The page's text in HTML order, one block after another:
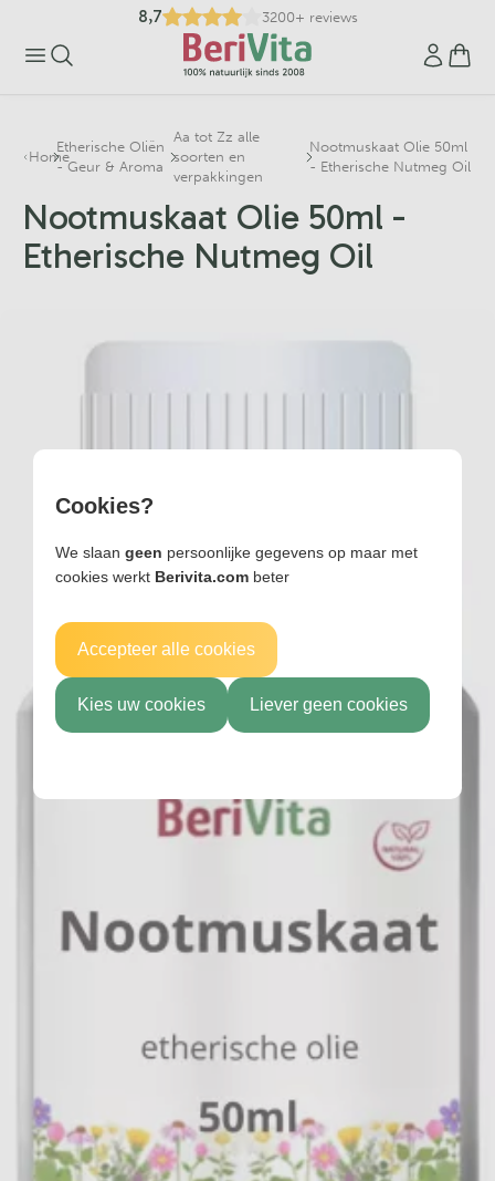
8,7 3200+ reviews
Home
Etherische Oliën
- Geur & Aroma
Aa tot Zz alle
soorten en
verpakkingen
Nootmuskaat Olie 50ml
- Etherische Nutmeg Oil
Nootmuskaat Olie 50ml -
Etherische Nutmeg Oil
Cookies?
We slaan geen persoonlijke gegevens op maar met
cookies werkt Berivita.com beter
Accepteer alle cookies
Kies uw cookies Liever geen cookies